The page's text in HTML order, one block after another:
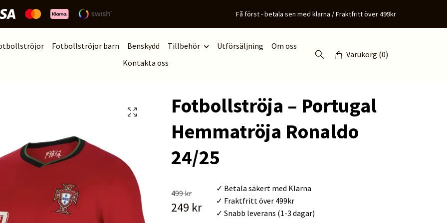
Få först - betala sen med klarna / Fraktfritt över 499kr
Fotbollströjor barn Benskydd Tillbehör Utförsäljning
Om oss
Kontakta oss
Varukorg (0)
Fotbollströja – Portugal
Hemmatröja Ronaldo
24/25
499 kr
249 kr
✓ Betala säkert med Klarna
✓ Fraktfritt över 499kr
✓ Snabb leverans (1-3 dagar)